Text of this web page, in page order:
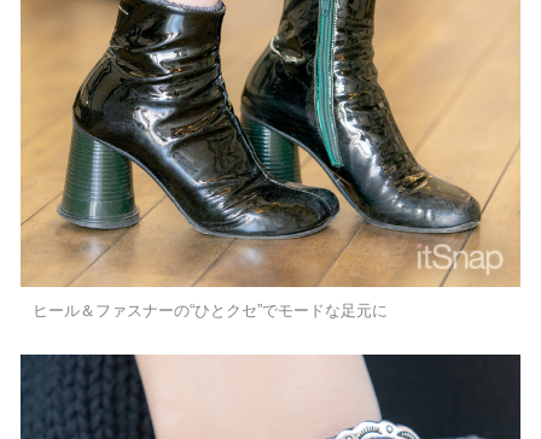
ヒール＆ファスナーの“ひとクセ”でモードな足元に